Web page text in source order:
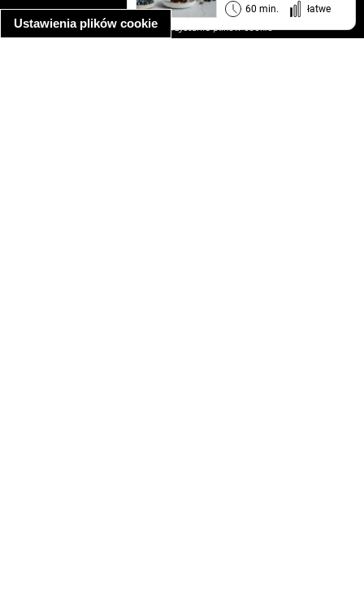
Ustawienia plików cookie
60 min. łatwe
informacja o prywatności
informacja o wykorzystaniu plików cookie